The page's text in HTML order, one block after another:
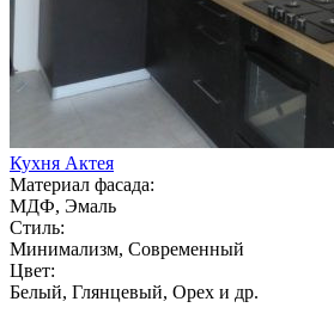
Кухня Актея
Материал фасада:
МДФ, Эмаль
Стиль:
Минимализм, Современный
Цвет:
Белый, Глянцевый, Орех и др.